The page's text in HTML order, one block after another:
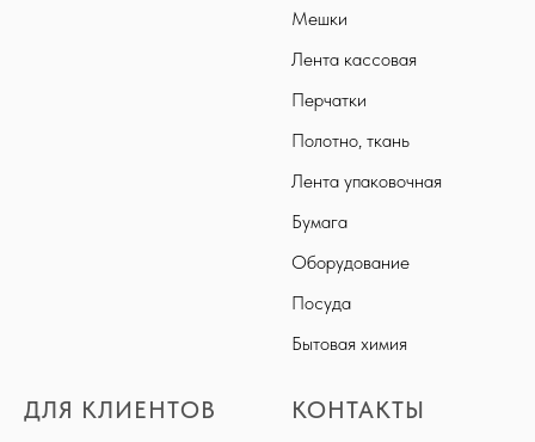
Мешки
Лента кассовая
Перчатки
Полотно, ткань
Лента упаковочная
Бумага
Оборудование
Посуда
Бытовая химия
ДЛЯ КЛИЕНТОВ КОНТАКТЫ